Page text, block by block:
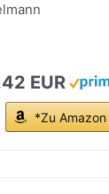
EUR
*Zu Amazon